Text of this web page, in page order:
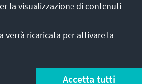
e condizioni
Mappa del sito
Stiftung e.V. 2026
la visualizzazione di contenuti
verrà ricaricata per attivare la
Accetta tutti